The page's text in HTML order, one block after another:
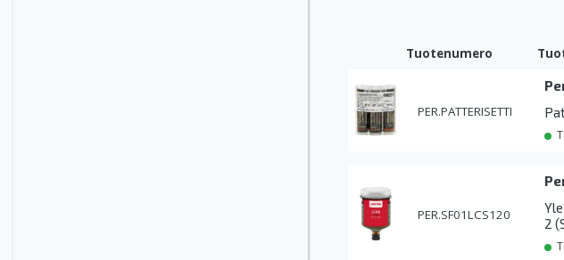
Tuotenumero
PER.PATTERISETTI
PER.SF01LCS120
2